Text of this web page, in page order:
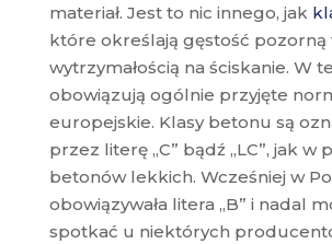
materiał. Jest to nic innego, jak
które określają gęstość pozorną
wytrzymałością na ściskanie. W
obowiązują ogólnie przyjęte
europejskie. Klasy betonu są
przez literę „C” bądź „LC”, jak w
betonów lekkich. Wcześniej w
obowiązywała litera „B” i nadal
spotkać u niektórych